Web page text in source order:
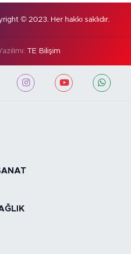
© 2023. Her hakkı saklıdır.
TE Bilişim